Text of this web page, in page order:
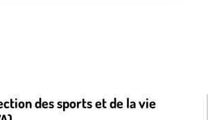
des sports et de la vie